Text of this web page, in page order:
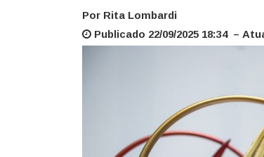
Por Rita Lombardi
Publicado 22/09/2025 18:34 –